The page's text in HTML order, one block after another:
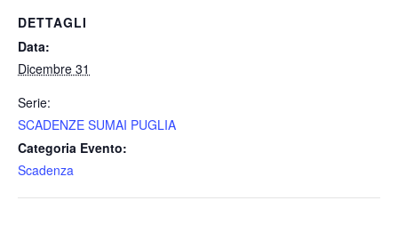
DETTAGLI
Data:
Dicembre 31
Serie:
SCADENZE SUMAI PUGLIA
Categoria Evento:
Scadenza